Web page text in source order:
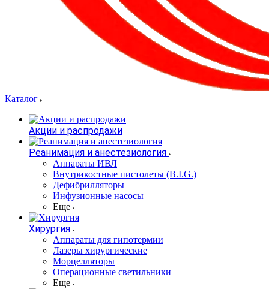
Каталог
Акции и распродажи
Реанимация и анестезиология
Аппараты ИВЛ
Внутрикостные пистолеты (B.I.G.)
Дефибрилляторы
Инфузионные насосы
Еще
Хирургия
Аппараты для гипотермии
Лазеры хирургические
Морцелляторы
Операционные светильники
Еще